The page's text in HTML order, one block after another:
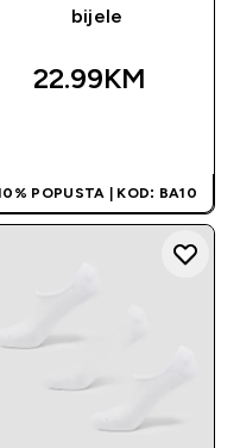
bijele
22.99KM‎
POPUSTA | KOD: BA10